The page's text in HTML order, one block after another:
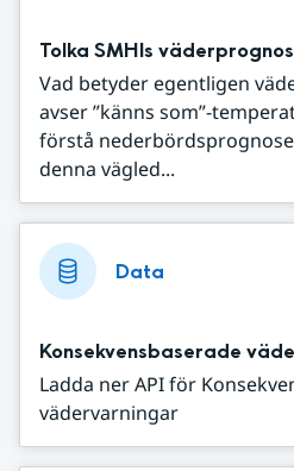
Tolka SMHIs
Vad betyder egentligen
avser ”känns som”-
förstå
denna vägled...
Data
Konsekvensbaserade
Ladda ner API för
vädervarningar